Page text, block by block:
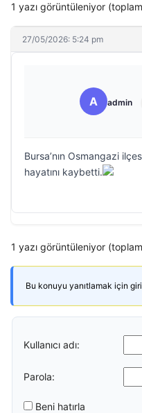
1 yazı görüntüleniyor
27/05/2026: 5:24 pm
A admin
Bursa’nın Osmangazi
hayatını kaybetti.
1 yazı görüntüleniyor
Bu konuyu yanıtlamak için
Kullanıcı adı:
Parola:
Beni hatırla